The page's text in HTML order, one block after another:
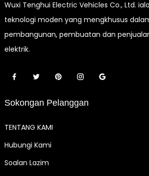
Wuxi Tenghui Electric Vehicles Co., Ltd.
teknologi moden yang mengkhusus
pembangunan, pembuatan dan
elektrik.
Sokongan Pelanggan
TENTANG KAMI
Hubungi Kami
Soalan Lazim